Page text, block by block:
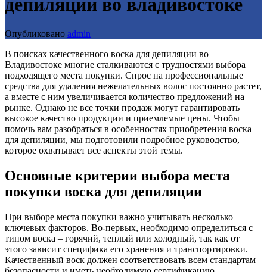
депиляции во владивостоке
Опубликовано admin
В поисках качественного воска для депиляции во
Владивостоке многие сталкиваются с трудностями выбора
подходящего места покупки. Спрос на профессиональные
средства для удаления нежелательных волос постоянно растет,
а вместе с ним увеличивается количество предложений на
рынке. Однако не все точки продаж могут гарантировать
высокое качество продукции и приемлемые цены. Чтобы
помочь вам разобраться в особенностях приобретения воска
для депиляции, мы подготовили подробное руководство,
которое охватывает все аспекты этой темы.
Основные критерии выбора места
покупки воска для депиляции
При выборе места покупки важно учитывать несколько
ключевых факторов. Во-первых, необходимо определиться с
типом воска – горячий, теплый или холодный, так как от
этого зависит специфика его хранения и транспортировки.
Качественный воск должен соответствовать всем стандартам